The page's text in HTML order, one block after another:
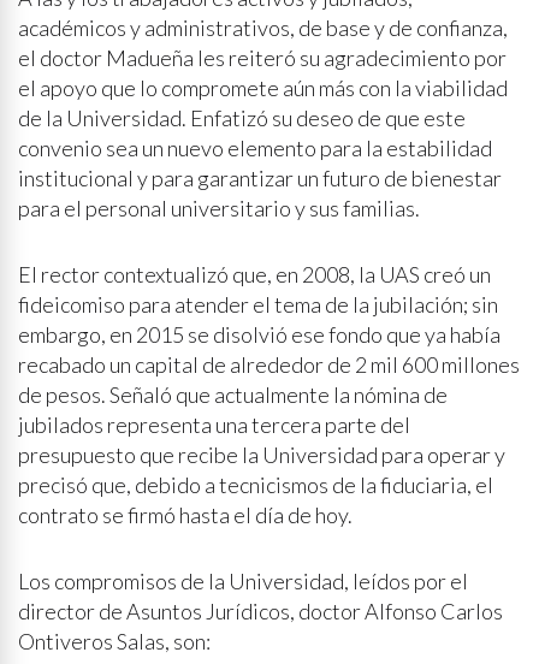
académicos y administrativos, de base y de confianza,
el doctor Madueña les reiteró su agradecimiento por
el apoyo que lo compromete aún más con la viabilidad
de la Universidad. Enfatizó su deseo de que este
convenio sea un nuevo elemento para la estabilidad
institucional y para garantizar un futuro de bienestar
para el personal universitario y sus familias.
El rector contextualizó que, en 2008, la UAS creó un
fideicomiso para atender el tema de la jubilación; sin
embargo, en 2015 se disolvió ese fondo que ya había
recabado un capital de alrededor de 2 mil 600 millones
de pesos. Señaló que actualmente la nómina de
jubilados representa una tercera parte del
presupuesto que recibe la Universidad para operar y
precisó que, debido a tecnicismos de la fiduciaria, el
contrato se firmó hasta el día de hoy.
Los compromisos de la Universidad, leídos por el
director de Asuntos Jurídicos, doctor Alfonso Carlos
Ontiveros Salas, son: